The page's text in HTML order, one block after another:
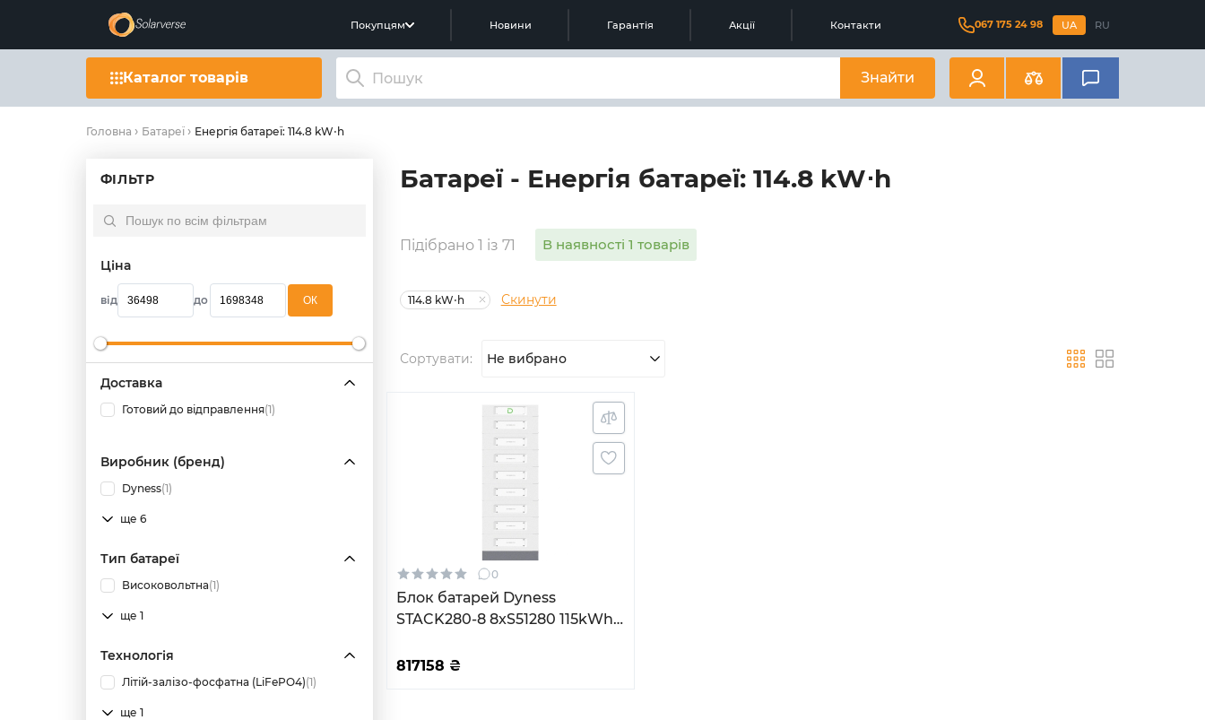
Покупцям Новини Гарантія Акції Контакти 067 175 24 98 UA RU
Каталог товарів Знайти
Головна Батареї Енергія батареї: 114.8 kW⋅h
ФІЛЬТР
Ціна
від до OК
Доставка
Готовий до відправлення(1)
Виробник (бренд)
Dyness(1)
ще 6
Тип батареї
Високовольтна(1)
ще 1
Технологія
Літій-залізо-фосфатна (LiFePO4)(1)
ще 1
Батареї - Енергія батареї: 114.8 kW⋅h
Підібрано 1 із 71 В наявності 1 товарів
114.8 kW⋅h Скинути
Сортувати: Не вибрано
0
Блок батарей Dyness
STACK280-8 8xS51280 115kWh
SBDU280 (STACK280-8-
817158 ₴